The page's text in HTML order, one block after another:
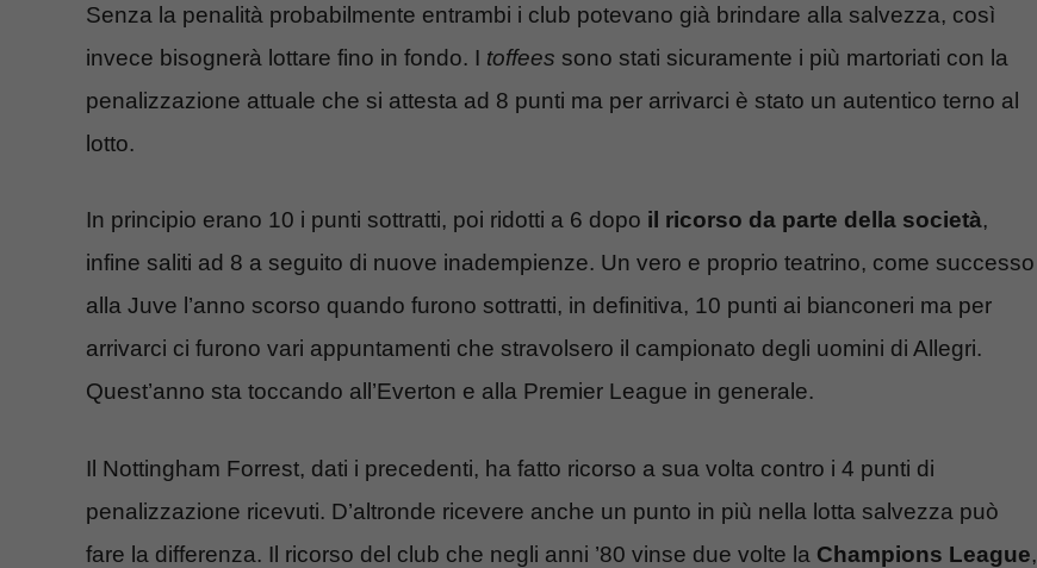
Senza la penalità probabilmente entrambi i club potevano già brindare alla salvezza, così
invece bisognerà lottare fino in fondo. I toffees sono stati sicuramente i più martoriati con la
penalizzazione attuale che si attesta ad 8 punti ma per arrivarci è stato un autentico terno al
lotto.
In principio erano 10 i punti sottratti, poi ridotti a 6 dopo il ricorso da parte della società,
infine saliti ad 8 a seguito di nuove inadempienze. Un vero e proprio teatrino, come successo
alla Juve l’anno scorso quando furono sottratti, in definitiva, 10 punti ai bianconeri ma per
arrivarci ci furono vari appuntamenti che stravolsero il campionato degli uomini di Allegri.
Quest’anno sta toccando all’Everton e alla Premier League in generale.
Il Nottingham Forrest, dati i precedenti, ha fatto ricorso a sua volta contro i 4 punti di
penalizzazione ricevuti. D’altronde ricevere anche un punto in più nella lotta salvezza può
fare la differenza. Il ricorso del club che negli anni ’80 vinse due volte la Champions League,